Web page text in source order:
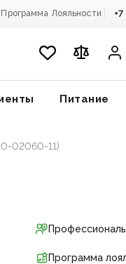
Программа Лояльности
Питание
02060-11)
Программа